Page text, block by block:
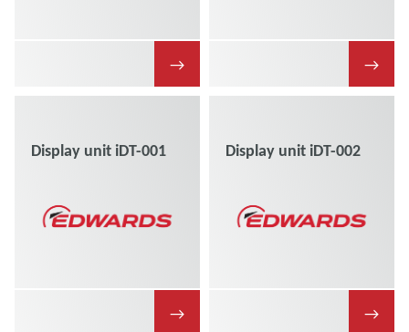
→ →
Display unit iDT-001
→
Display unit iDT-002
→